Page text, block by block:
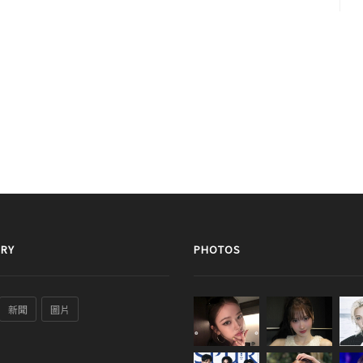
新聞 圖片
PHOTOS